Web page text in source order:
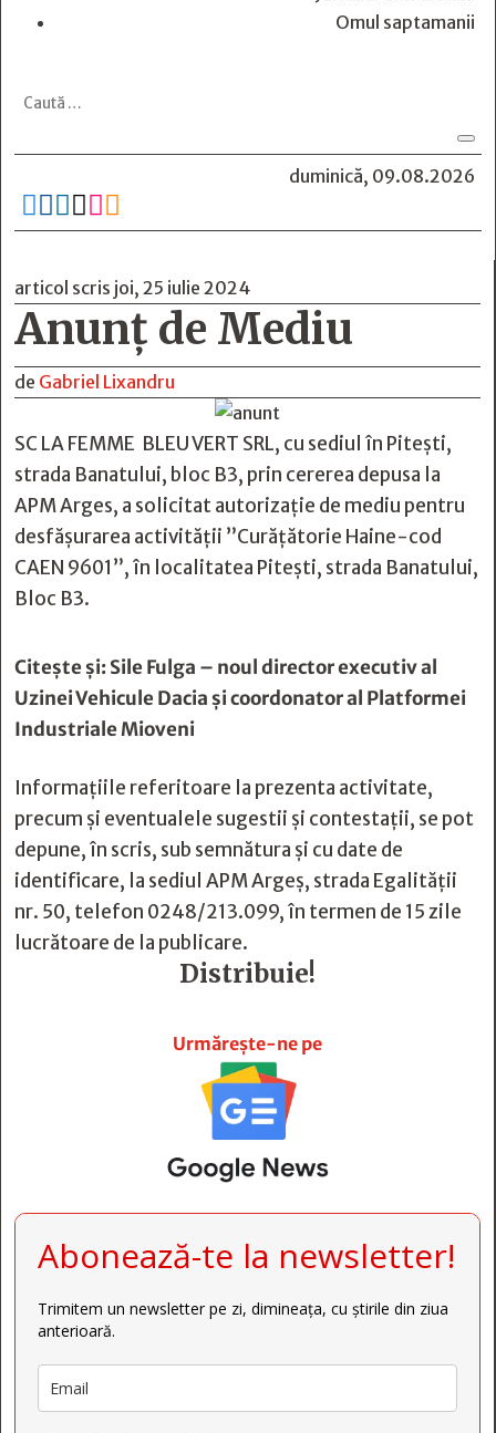
Omul saptamanii
duminică, 09.08.2026
     
articol scris joi, 25 iulie 2024
Anunț de Mediu
de Gabriel Lixandru
SC LA FEMME BLEU VERT SRL, cu sediul în Pitești,
strada Banatului, bloc B3, prin cererea depusa la
APM Arges, a solicitat autorizație de mediu pentru
desfășurarea activității ”Curățătorie Haine-cod
CAEN 9601”, în localitatea Pitești, strada Banatului,
Bloc B3.
Citește și:Sile Fulga – noul director executiv al
Uzinei Vehicule Dacia și coordonator al Platformei
Industriale Mioveni
Informațiile referitoare la prezenta activitate,
precum și eventualele sugestii și contestații, se pot
depune, în scris, sub semnătura și cu date de
identificare, la sediul APM Argeș, strada Egalității
nr. 50, telefon 0248/213.099, în termen de 15 zile
lucrătoare de la publicare.
Distribuie!
Urmărește-ne pe
Abonează-te la newsletter!
Trimitem un newsletter pe zi, dimineața, cu știrile din ziua
anterioară.